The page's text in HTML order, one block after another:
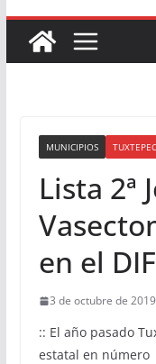
MUNICIPIOS TUXTEPEC
Lista 2ª
en el
3 de octubre de 2019
:: El año pasado
estatal en número